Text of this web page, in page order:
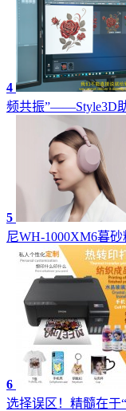
4
频共振”——Style3D
5
尼WH-1000XM6暮
6
选择误区！精髓在于“